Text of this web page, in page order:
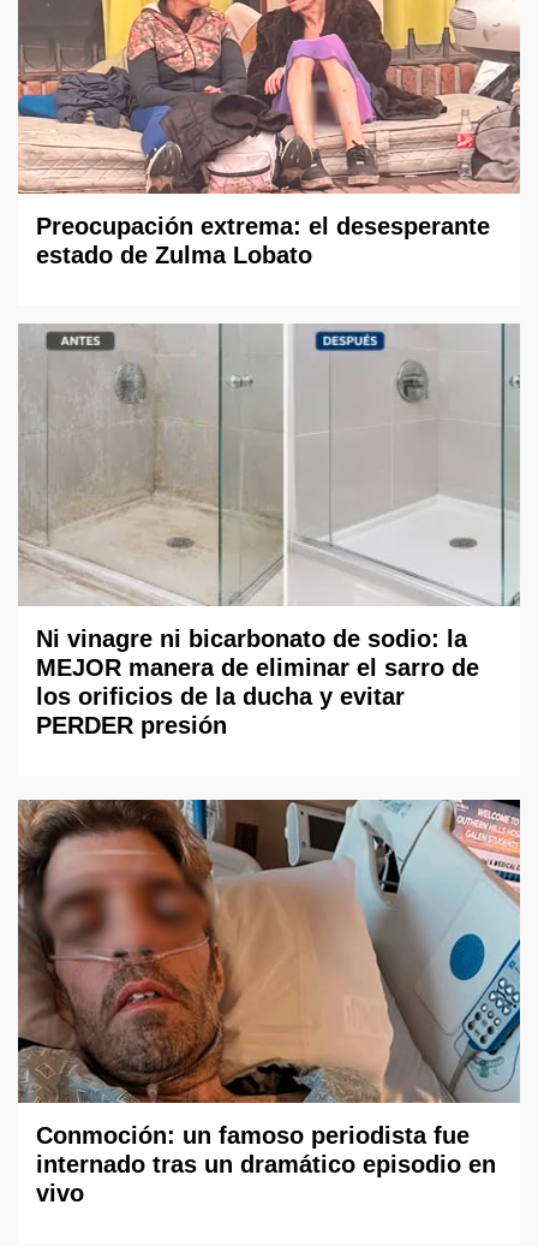
Preocupación extrema: el desesperante
estado de Zulma Lobato
Ni vinagre ni bicarbonato de sodio: la
MEJOR manera de eliminar el sarro de
los orificios de la ducha y evitar
PERDER presión
Conmoción: un famoso periodista fue
internado tras un dramático episodio en
vivo